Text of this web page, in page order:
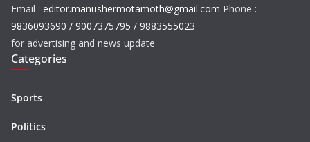
Email : editor.manushermotamoth@gmail.com Phone :
9836093690 / 9007375795 / 9883555023
for advertising and news update
Categories
Sports
Politics